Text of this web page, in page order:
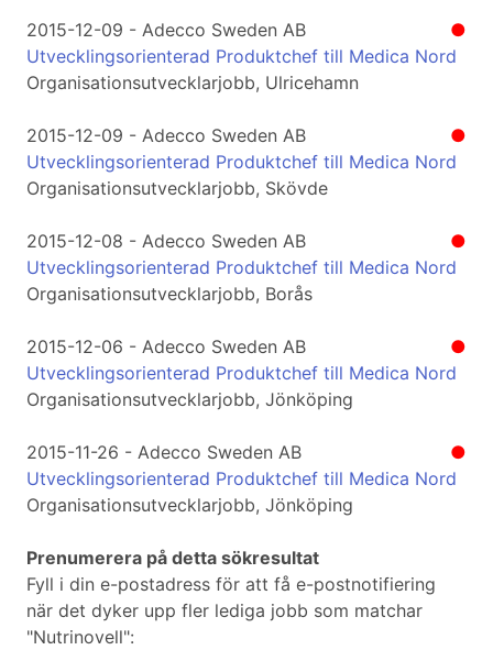
●
2015-12-09 - Adecco Sweden AB
Utvecklingsorienterad Produktchef till Medica Nord
Organisationsutvecklarjobb, Ulricehamn
●
2015-12-09 - Adecco Sweden AB
Utvecklingsorienterad Produktchef till Medica Nord
Organisationsutvecklarjobb, Skövde
●
2015-12-08 - Adecco Sweden AB
Utvecklingsorienterad Produktchef till Medica Nord
Organisationsutvecklarjobb, Borås
●
2015-12-06 - Adecco Sweden AB
Utvecklingsorienterad Produktchef till Medica Nord
Organisationsutvecklarjobb, Jönköping
●
2015-11-26 - Adecco Sweden AB
Utvecklingsorienterad Produktchef till Medica Nord
Organisationsutvecklarjobb, Jönköping
Prenumerera på detta sökresultat
Fyll i din e-postadress för att få e-postnotifiering
när det dyker upp fler lediga jobb som matchar
"Nutrinovell":